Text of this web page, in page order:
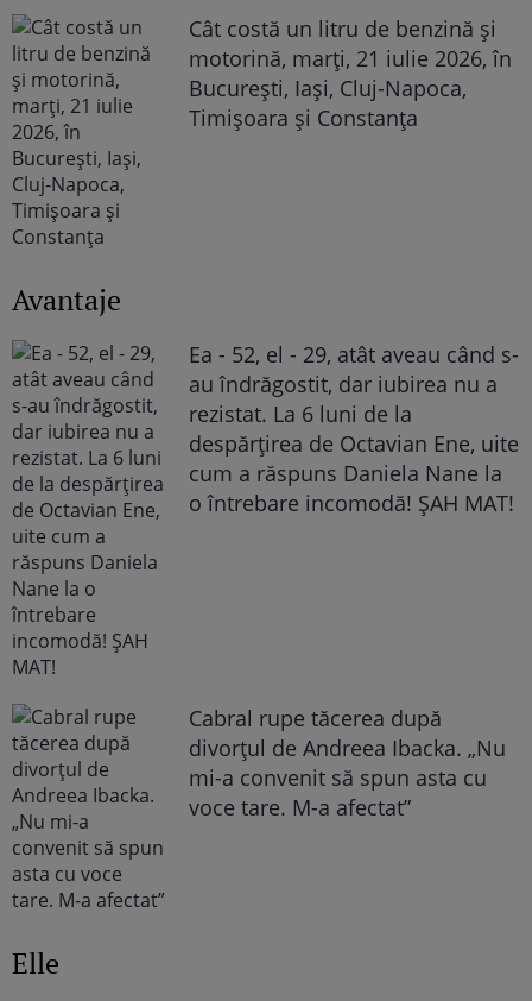
Cât costă un litru de benzină și
motorină, marți, 21 iulie 2026, în
București, Iași, Cluj-Napoca,
Timișoara și Constanța
Avantaje
Ea - 52, el - 29, atât aveau când s-
au îndrăgostit, dar iubirea nu a
rezistat. La 6 luni de la
despărțirea de Octavian Ene, uite
cum a răspuns Daniela Nane la
o întrebare incomodă! ȘAH MAT!
Cabral rupe tăcerea după
divorțul de Andreea Ibacka. „Nu
mi-a convenit să spun asta cu
voce tare. M-a afectat”
Elle